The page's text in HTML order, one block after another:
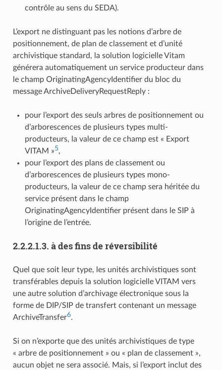
contrôle au sens du SEDA).
L’export ne distinguant pas les notions d’arbre de
positionnement, de plan de classement et d’unité
archivistique standard, la solution logicielle Vitam
générera automatiquement un service producteur dans
le champ OriginatingAgencyIdentifier du bloc du
message ArchiveDeliveryRequestReply :
pour l’export des seuls arbres de positionnement ou
d’arborescences de plusieurs types multi-
producteurs, la valeur de ce champ est « Export
VITAM »5,
pour l’export des plans de classement ou
d’arborescences de plusieurs types mono-
producteurs, la valeur de ce champ sera héritée du
service présent dans le champ
OriginatingAgencyIdentifier présent dans le SIP à
l’origine de l’entrée.
2.2.2.1.3. à des fins de réversibilité
Quel que soit leur type, les unités archivistiques sont
transférables depuis la solution logicielle VITAM vers
une autre solution d’archivage électronique sous la
forme de DIP/SIP de transfert contenant un message
ArchiveTransfer6.
Si on n’exporte que des unités archivistiques de type
« arbre de positionnement » ou « plan de classement »,
aucun objet ne sera associé. Mais, si l’export inclut des